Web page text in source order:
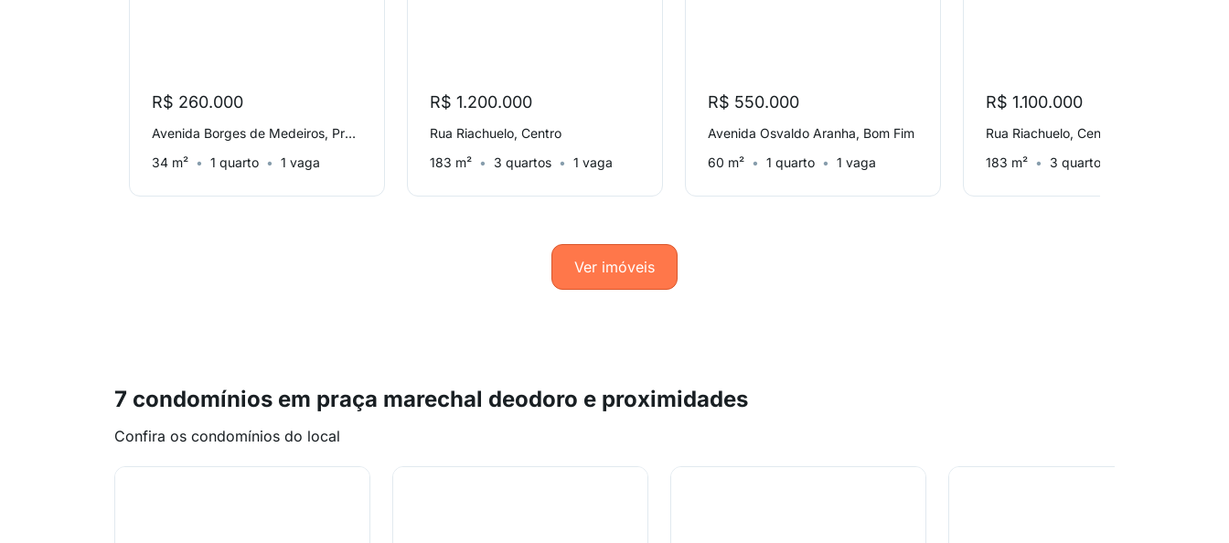
R$ 260.000
Avenida Borges de Medeiros, Praia de Belas
34 m²
1 quarto 1 vaga
R$ 1.200.000
Rua Riachuelo, Centro
183 m²
3 quartos 1 vaga
R$ 550.000
Avenida Osvaldo Aranha, Bom Fim
60 m²
1 quarto 1 vaga
R$ 1.100.000
Rua Riachuelo, Centro
183 m²
3 quartos
Ver imóveis
7 condomínios em praça marechal deodoro e proximidades
Confira os condomínios do local